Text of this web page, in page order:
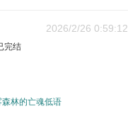
2026/2/26 0:59:12
完结
林的亡魂低语